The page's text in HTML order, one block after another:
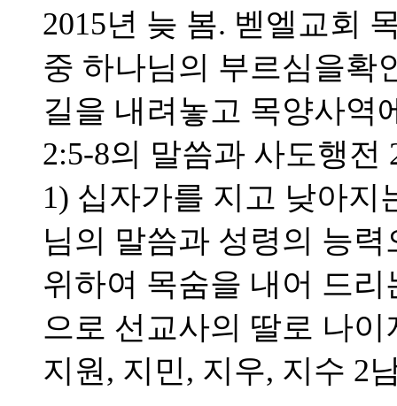
2015년 늦 봄. 벧엘교회
중 하나님의 부르심을확
길을 내려놓고 목양사역
2:5-8의 말씀과 사도행전
1) 십자가를 지고 낮아지
님의 말씀과 성령의 능
위하여 목숨을 내어 드
으로 선교사의 딸로 나
지원, 지민, 지우, 지수 2